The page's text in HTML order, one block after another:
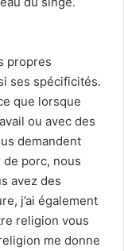
propres
ses spécificités.
que lorsque
ou avec des
demandent
porc, nous
avez des
j’ai également
religion vous
me donne